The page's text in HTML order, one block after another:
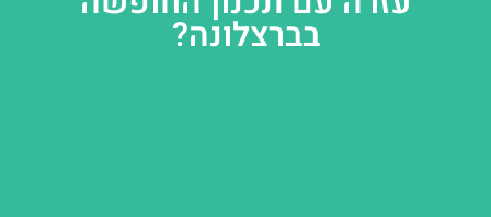
בברצלונה?